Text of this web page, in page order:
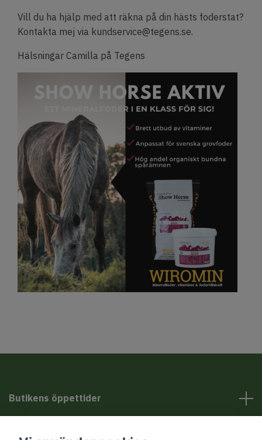
Vill du ha hjälp med att räkna på din hästs foderstat?
Kontakta mej via kundservice@tegens.se.
Hälsningar Camilla på Tegens
Butikens öppettider